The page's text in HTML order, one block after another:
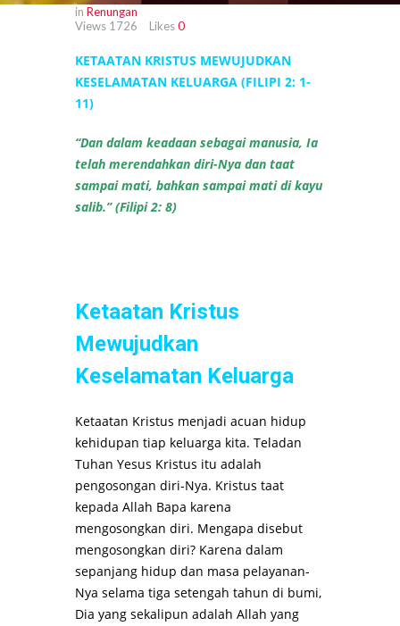
in Renungan
Views 1726 Likes0
KETAATAN KRISTUS MEWUJUDKAN
KESELAMATAN KELUARGA (FILIPI 2: 1-
11)
“Dan dalam keadaan sebagai manusia, Ia
telah merendahkan diri-Nya dan taat
sampai mati, bahkan sampai mati di kayu
salib.” (Filipi 2: 8)
Ketaatan Kristus
Mewujudkan
Keselamatan Keluarga
Ketaatan Kristus menjadi acuan hidup
kehidupan tiap keluarga kita. Teladan
Tuhan Yesus Kristus itu adalah
pengosongan diri-Nya. Kristus taat
kepada Allah Bapa karena
mengosongkan diri. Mengapa disebut
mengosongkan diri? Karena dalam
sepanjang hidup dan masa pelayanan-
Nya selama tiga setengah tahun di bumi,
Dia yang sekalipun adalah Allah yang